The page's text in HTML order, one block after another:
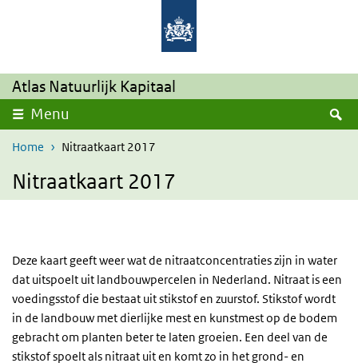
Overslaan en naar de inhoud gaan
Atlas Natuurlijk Kapitaal
Menu
Home Nitraatkaart 2017
Nitraatkaart 2017
Deze kaart geeft weer wat de nitraatconcentraties zijn in water
dat uitspoelt uit landbouwpercelen in Nederland. Nitraat is een
voedingsstof die bestaat uit stikstof en zuurstof. Stikstof wordt
in de landbouw met dierlijke mest en kunstmest op de bodem
gebracht om planten beter te laten groeien. Een deel van de
stikstof spoelt als nitraat uit en komt zo in het grond- en